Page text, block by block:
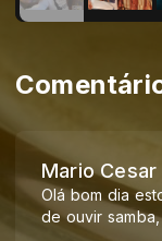
Olá bom dia
de ouvir
Mario Cesar